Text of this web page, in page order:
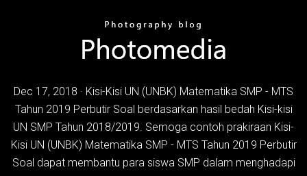
Dec 17, 2018 · Kisi-Kisi UN (UNBK) Matematika SMP - MTS
Tahun 2019 Perbutir Soal berdasarkan hasil bedah Kisi-kisi
UN SMP Tahun 2018/2019. Semoga contoh prakiraan Kisi-
Kisi UN (UNBK) Matematika SMP - MTS Tahun 2019 Perbutir
Soal dapat membantu para siswa SMP dalam menghadapi